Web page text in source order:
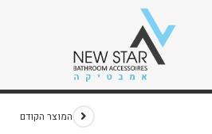
המוצר הקודם